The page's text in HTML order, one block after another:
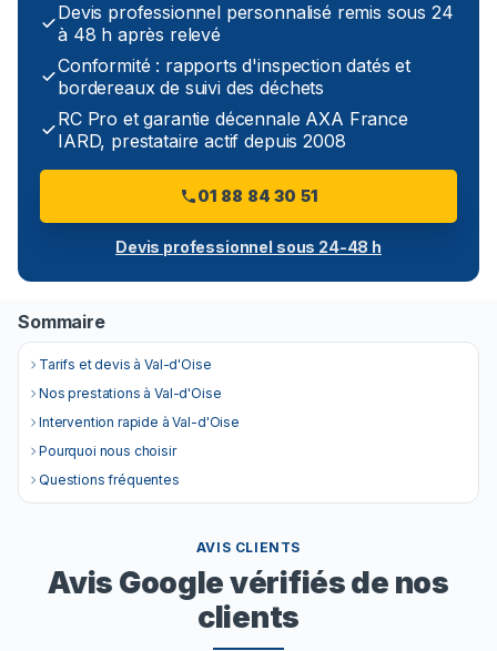
Devis professionnel personnalisé remis sous 24
à 48 h après relevé
Conformité : rapports d'inspection datés et
bordereaux de suivi des déchets
RC Pro et garantie décennale AXA France
IARD, prestataire actif depuis 2008
01 88 84 30 51
Devis professionnel sous 24-48 h
Sommaire
Tarifs et devis à Val-d'Oise
Nos prestations à Val-d'Oise
Intervention rapide à Val-d'Oise
Pourquoi nous choisir
Questions fréquentes
AVIS CLIENTS
Avis Google vérifiés de nos
clients